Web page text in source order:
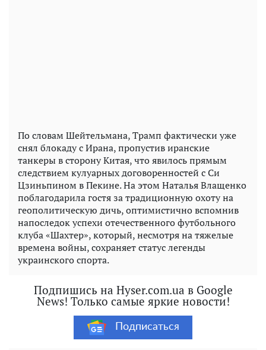
По словам Шейтельмана, Трамп фактически уже
снял блокаду с Ирана, пропустив иранские
танкеры в сторону Китая, что явилось прямым
следствием кулуарных договоренностей с Си
Цзиньпином в Пекине. На этом Наталья Влащенко
поблагодарила гостя за традиционную охоту на
геополитическую дичь, оптимистично вспомнив
напоследок успехи отечественного футбольного
клуба «Шахтер», который, несмотря на тяжелые
времена войны, сохраняет статус легенды
украинского спорта.
Подпишись на Hyser.com.ua в Google
News! Только самые яркие новости!
Подписаться